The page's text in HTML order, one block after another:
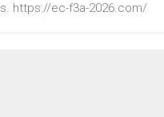
https://ec-f3a-2026.com/